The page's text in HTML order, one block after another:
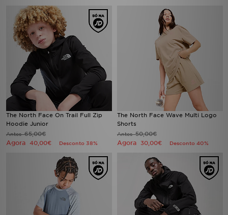
The North Face On Trail Full Zip
Hoodie Junior
Antes65,00€
Agora 40,00€ Desconto 38%
The North Face Wave Multi Logo
Shorts
Antes50,00€
Agora 30,00€ Desconto 40%